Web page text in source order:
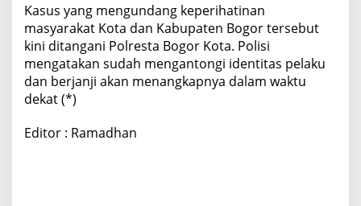
Kasus yang mengundang keperihatinan
masyarakat Kota dan Kabupaten Bogor tersebut
kini ditangani Polresta Bogor Kota. Polisi
mengatakan sudah mengantongi identitas pelaku
dan berjanji akan menangkapnya dalam waktu
dekat (*)
Editor : Ramadhan